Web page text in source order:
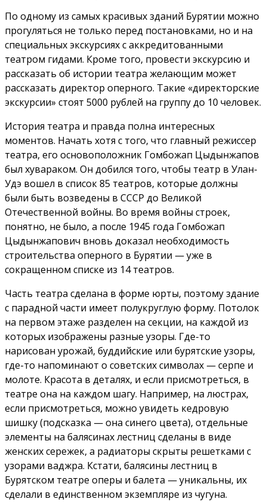
По одному из самых красивых зданий Бурятии можно
прогуляться не только перед постановками, но и на
специальных экскурсиях с аккредитованными
театром гидами. Кроме того, провести экскурсию и
рассказать об истории театра желающим может
рассказать директор оперного. Такие «директорские
экскурсии» стоят 5000 рублей на группу до 10 человек.
История театра и правда полна интересных
моментов. Начать хотя с того, что главный режиссер
театра, его основоположник Гомбожап Цыдынжапов
был хувараком. Он добился того, чтобы театр в Улан-
Удэ вошел в список 85 театров, которые должны
были быть возведены в СССР до Великой
Отечественной войны. Во время войны строек,
понятно, не было, а после 1945 года Гомбожап
Цыдынжапович вновь доказал необходимость
строительства оперного в Бурятии — уже в
сокращенном списке из 14 театров.
Часть театра сделана в форме юрты, поэтому здание
с парадной части имеет полукруглую форму. Потолок
на первом этаже разделен на секции, на каждой из
которых изображены разные узоры. Где-то
нарисован урожай, буддийские или бурятские узоры,
где-то напоминают о советских символах — серпе и
молоте. Красота в деталях, и если присмотреться, в
театре она на каждом шагу. Например, на люстрах,
если присмотреться, можно увидеть кедровую
шишку (подсказка — она синего цвета), отдельные
элементы на балясинах лестниц сделаны в виде
женских сережек, а радиаторы скрыты решетками с
узорами ваджра. Кстати, балясины лестниц в
Бурятском театре оперы и балета — уникальны, их
сделали в единственном экземпляре из чугуна.